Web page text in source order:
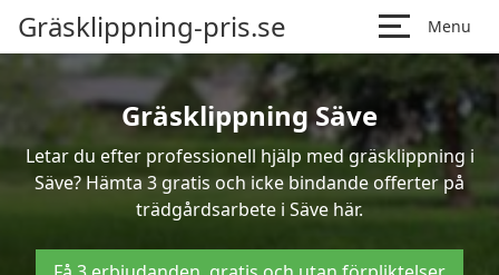
Gräsklippning-pris.se Menu
Gräsklippning Säve
Letar du efter professionell hjälp med gräsklippning i
Säve? Hämta 3 gratis och icke bindande offerter på
trädgårdsarbete i Säve här.